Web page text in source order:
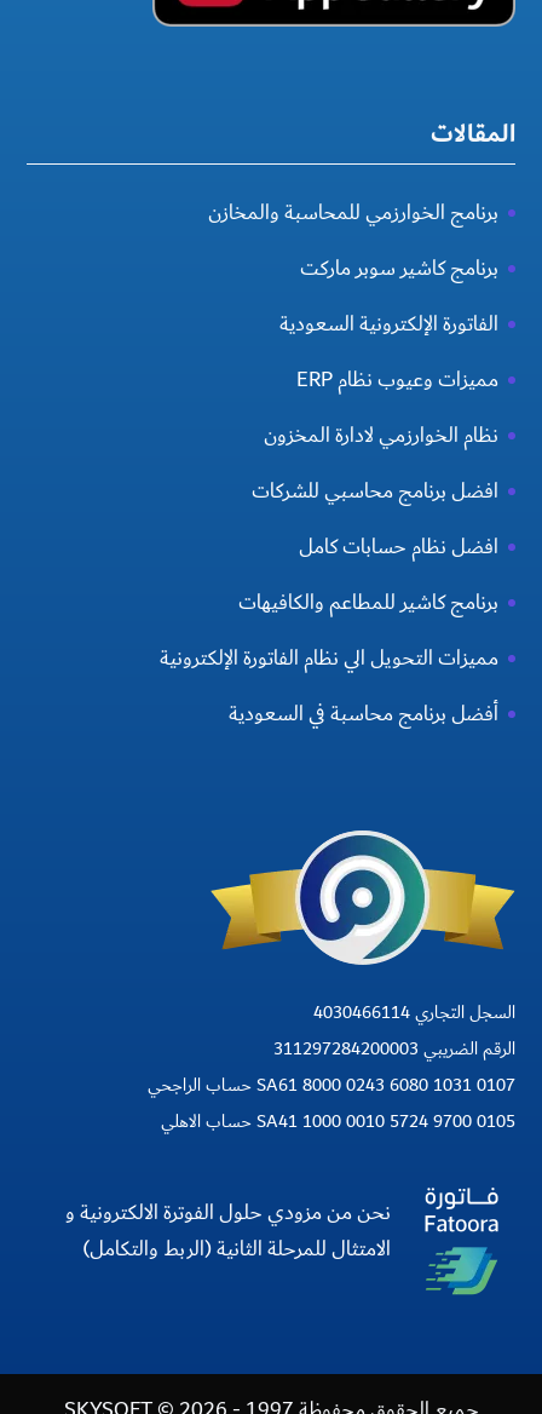
المقالات
برنامج الخوارزمي للمحاسبة والمخازن
برنامج كاشير سوبر ماركت
الفاتورة الإلكترونية السعودية
مميزات وعيوب نظام ERP
نظام الخوارزمي لادارة المخزون
افضل برنامج محاسبي للشركات
افضل نظام حسابات كامل
برنامج كاشير للمطاعم والكافيهات
مميزات التحويل الي نظام الفاتورة الإلكترونية
أفضل برنامج محاسبة في السعودية
السجل التجاري 4030466114
الرقم الضريبي 311297284200003
SA61 8000 0243 6080 1031 0107 حساب الراجحي
SA41 1000 0010 5724 9700 0105 حساب الاهلي
نحن من مزودي حلول الفوترة الالكترونية و
الامتثال للمرحلة الثانية (الربط والتكامل)